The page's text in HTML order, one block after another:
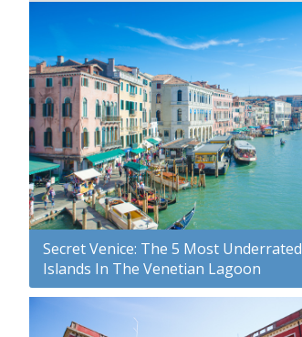
Secret Venice: The 5 Most Underrated
Islands In The Venetian Lagoon